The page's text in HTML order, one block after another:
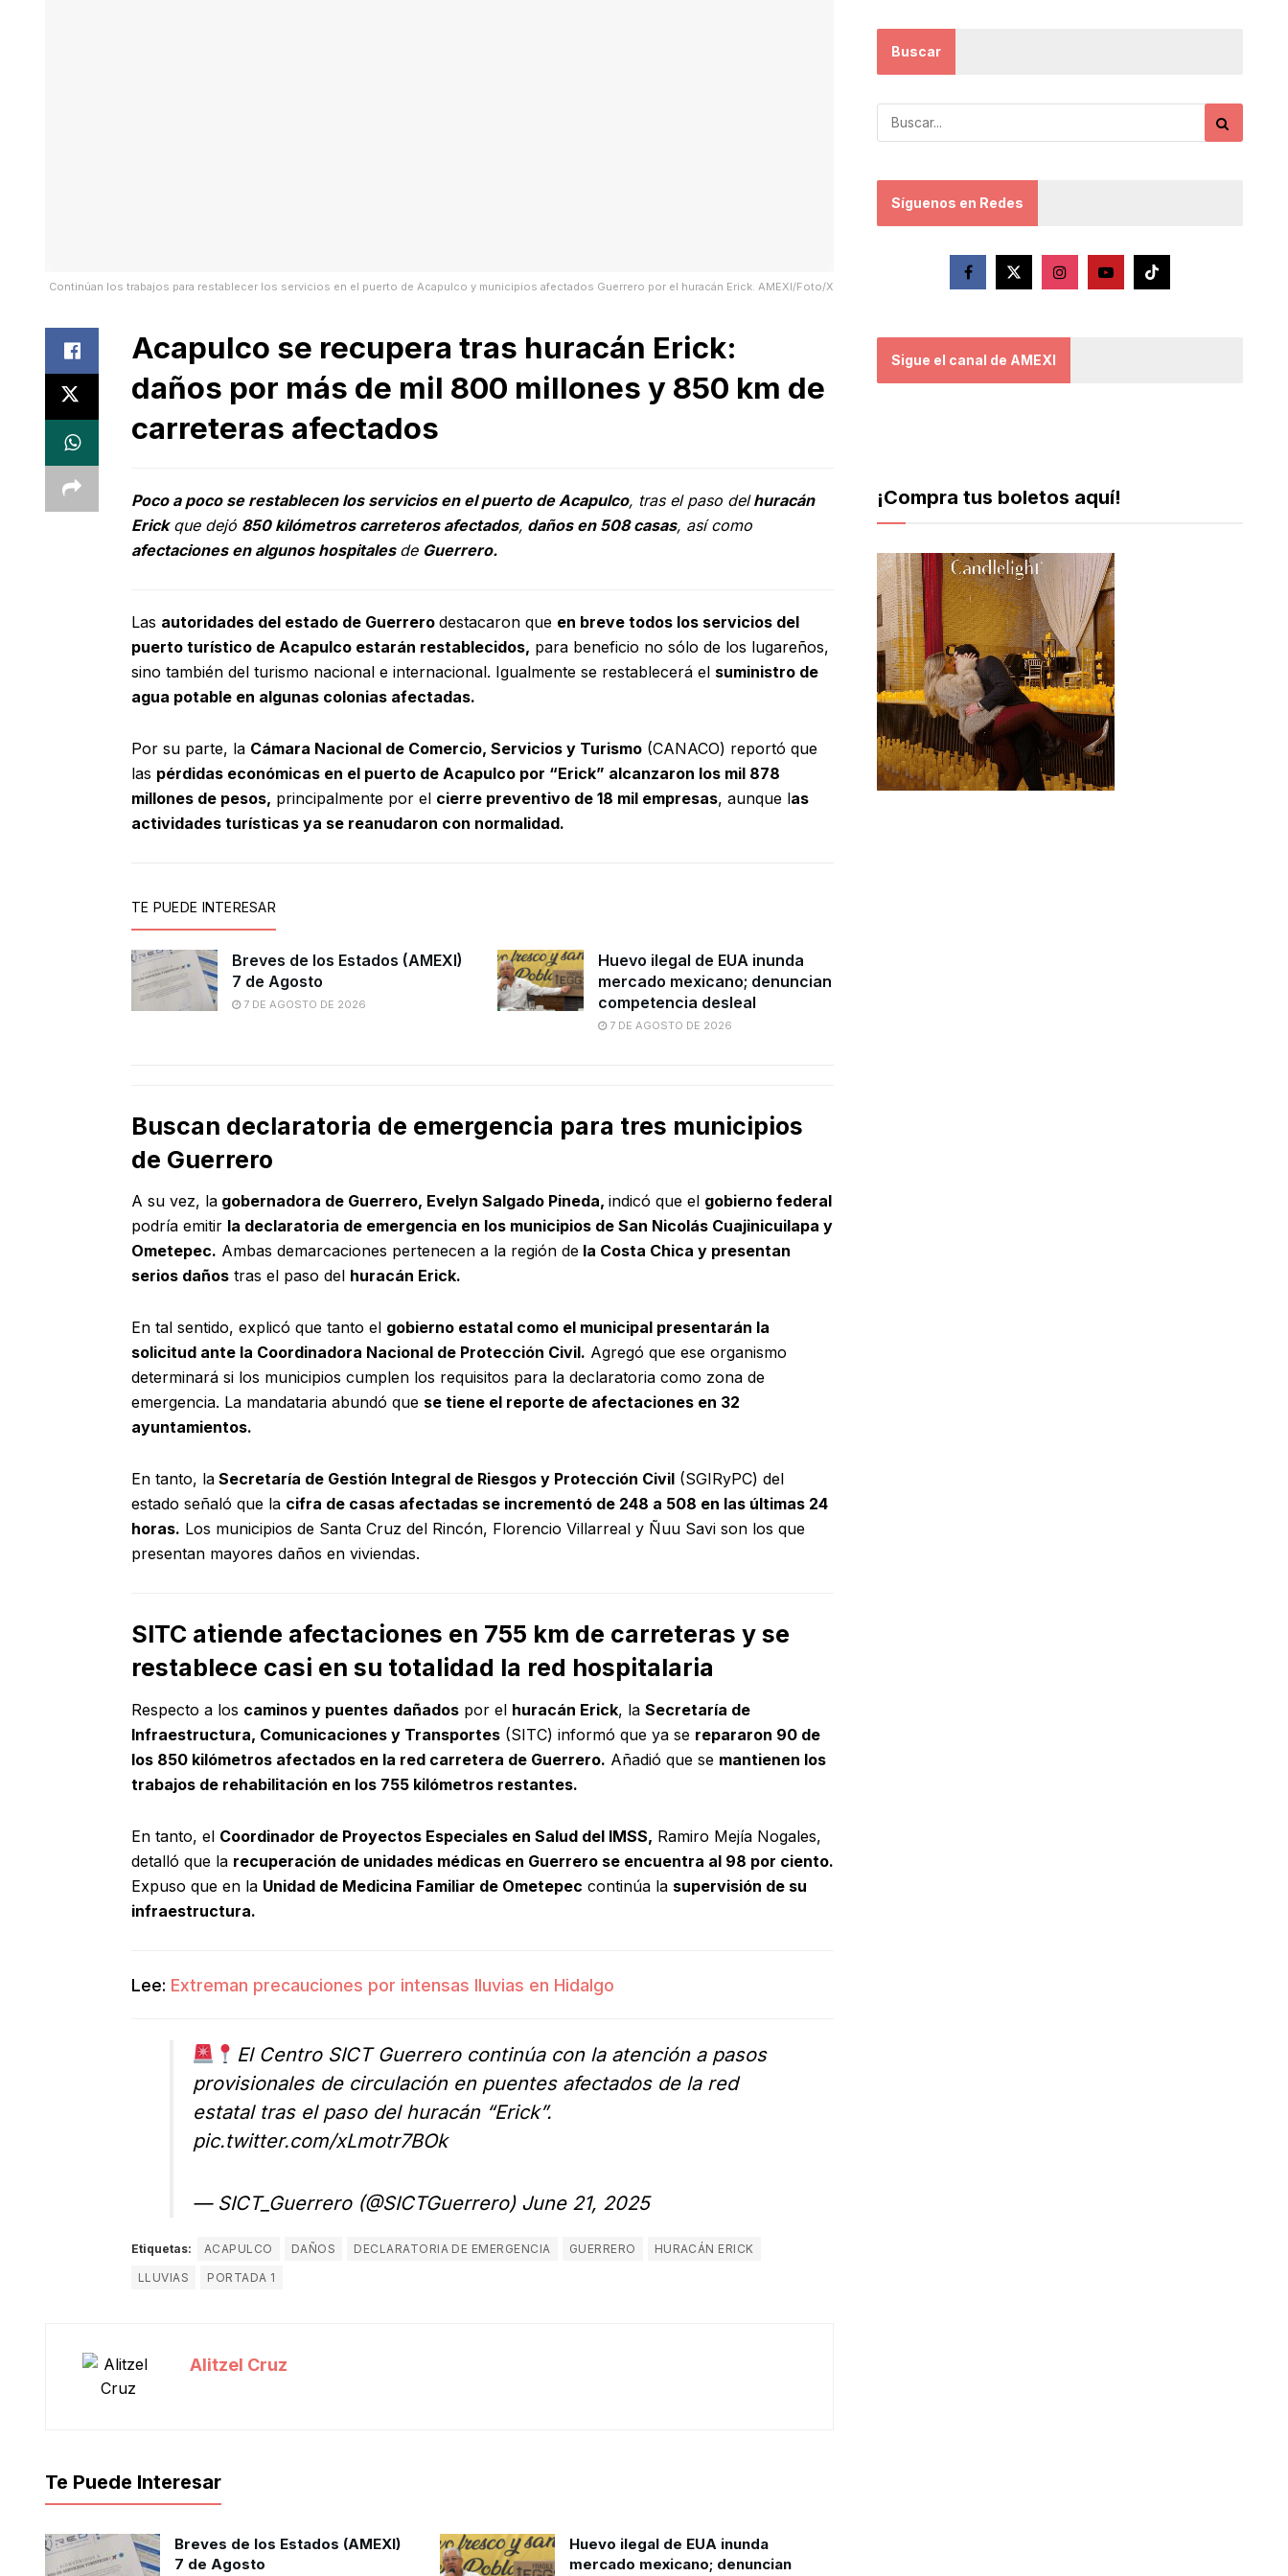
Continúan los trabajos para restablecer los servicios en el puerto de Acapulco y municipios afectados Guerrero por el huracán Erick. AMEXI/Foto/X
Acapulco se recupera tras huracán Erick:
daños por más de mil 800 millones y 850 km de
carreteras afectados
Poco a poco se restablecen los servicios en el puerto de Acapulco, tras el paso delhuracán
Erickque dejó 850 kilómetros carreteros afectados, daños en 508 casas, así como
afectaciones en algunos hospitales de Guerrero.
Las autoridades del estado de Guerrero destacaron que en breve todos los servicios del
puerto turístico de Acapulco estarán restablecidos, para beneficio no sólo de los lugareños,
sino también del turismo nacional e internacional. Igualmente se restablecerá el suministro de
agua potable en algunas colonias afectadas.
Por su parte, la Cámara Nacional de Comercio, Servicios y Turismo (CANACO) reportó que
las pérdidas económicas en el puerto de Acapulco por “Erick” alcanzaron los mil 878
millones de pesos, principalmente por el cierre preventivo de 18 mil empresas, aunque las
actividades turísticas ya se reanudaron con normalidad.
TE PUEDE INTERESAR
Breves de los Estados (AMEXI)
7 de Agosto
7 DE AGOSTO DE 2026
Huevo ilegal de EUA inunda
mercado mexicano; denuncian
competencia desleal
7 DE AGOSTO DE 2026
Buscan declaratoria de emergencia para tres municipios
de Guerrero
A su vez, la gobernadora de Guerrero, Evelyn Salgado Pineda, indicó que el gobierno federal
podría emitir la declaratoria de emergencia en los municipios de San Nicolás Cuajinicuilapa y
Ometepec. Ambas demarcaciones pertenecen a la región de la Costa Chica y presentan
serios daños tras el paso del huracán Erick.
En tal sentido, explicó que tanto el gobierno estatal como el municipal presentarán la
solicitud ante la Coordinadora Nacional de Protección Civil. Agregó que ese organismo
determinará si los municipios cumplen los requisitos para la declaratoria como zona de
emergencia. La mandataria abundó que se tiene el reporte de afectaciones en 32
ayuntamientos.
En tanto, la Secretaría de Gestión Integral de Riesgos y Protección Civil (SGIRyPC) del
estado señaló que la cifra de casas afectadas se incrementó de 248 a 508 en las últimas 24
horas. Los municipios de Santa Cruz del Rincón, Florencio Villarreal y Ñuu Savi son los que
presentan mayores daños en viviendas.
SITC atiende afectaciones en 755 km de carreteras y se
restablece casi en su totalidad la red hospitalaria
Respecto a los caminos y puentes dañados por el huracán Erick, la Secretaría de
Infraestructura, Comunicaciones y Transportes (SITC) informó que ya se repararon 90 de
los 850 kilómetros afectados en la red carretera de Guerrero. Añadió que se mantienen los
trabajos de rehabilitación en los 755 kilómetros restantes.
En tanto, el Coordinador de Proyectos Especiales en Salud del IMSS, Ramiro Mejía Nogales,
detalló que la recuperación de unidades médicas en Guerrero se encuentra al 98 por ciento.
Expuso que en la Unidad de Medicina Familiar de Ometepec continúa la supervisión de su
infraestructura.
Lee: Extreman precauciones por intensas lluvias en Hidalgo
El Centro SICT Guerrero continúa con la atención a pasos
provisionales de circulación en puentes afectados de la red
estatal tras el paso del huracán “Erick”.
pic.twitter.com/xLmotr7BOk
— SICT_Guerrero (@SICTGuerrero) June 21, 2025
Etiquetas: ACAPULCO DAÑOS DECLARATORIA DE EMERGENCIA GUERRERO
HURACÁN ERICK
LLUVIAS
PORTADA 1
Alitzel Cruz
Te Puede Interesar
Breves de los Estados (AMEXI)
7 de Agosto
Huevo ilegal de EUA inunda
mercado mexicano; denuncian
Buscar
Síguenos en Redes
Sigue el canal de AMEXI
¡Compra tus boletos aquí!